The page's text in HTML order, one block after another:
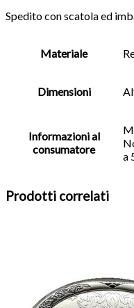
Spedito con scatola ed
Materiale
Dimensioni
Informazioni al
consumatore
a
Prodotti correlati